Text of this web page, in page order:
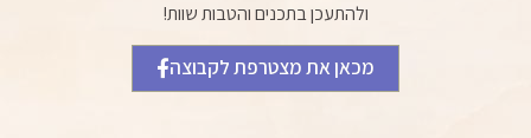
ולהתעכן בתכנים והטבות שוות!
מכאן את מצטרפת לקבוצה